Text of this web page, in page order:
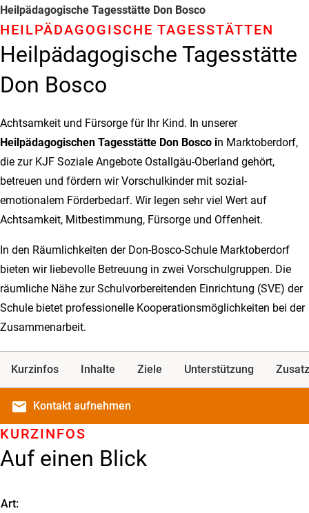
Heilpädagogische Tagesstätte Don Bosco
Heilpädagogische Tagesstätte
Don Bosco
HEILPÄDAGOGISCHE TAGESSTÄTTEN
Achtsamkeit und Fürsorge für Ihr Kind. In unserer
Heilpädagogischen Tagesstätte Don Bosco in Marktoberdorf,
die zur KJF Soziale Angebote Ostallgäu-Oberland gehört,
betreuen und fördern wir Vorschulkinder mit sozial-
emotionalem Förderbedarf. Wir legen sehr viel Wert auf
Achtsamkeit, Mitbestimmung, Fürsorge und Offenheit.
In den Räumlichkeiten der Don-Bosco-Schule Marktoberdorf
bieten wir liebevolle Betreuung in zwei Vorschulgruppen. Die
räumliche Nähe zur Schulvorbereitenden Einrichtung (SVE) der
Schule bietet professionelle Kooperationsmöglichkeiten bei der
Zusammenarbeit.
Kurzinfos Inhalte Ziele Unterstützung
email Kontakt aufnehmen
Auf einen Blick
KURZINFOS
Art